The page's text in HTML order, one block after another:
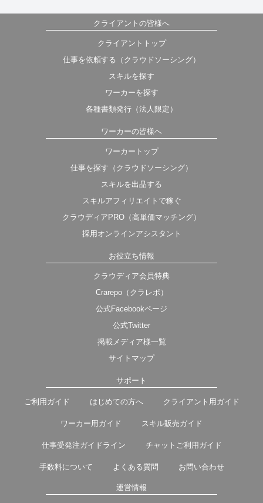
クライアントの皆様へ
クライアントトップ
仕事を依頼する（クラウドソーシング）
スキルを探す
ワーカーを探す
各種書類発行（法人限定）
ワーカーの皆様へ
ワーカートップ
仕事を探す（クラウドソーシング）
スキルを出品する
スキルアフィリエイトで稼ぐ
クラウディアPRO（高単価マッチング）
採用オンラインアシスタント
お役立ち情報
クラウディア会員特典
Crarepo（クラレポ）
公式Facebookページ
公式Twitter
掲載メディア様一覧
サイトマップ
サポート
ご利用ガイド はじめての方へ クライアント用ガイド
ワーカー用ガイド スキル販売ガイド
仕事受発注ガイドライン チャットご利用ガイド
手数料について よくある質問 お問い合わせ
運営情報